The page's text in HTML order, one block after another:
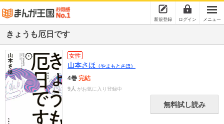
新規登録 ログイン メニュー
きょうも厄日です
女性
山本さほ （やまもとさほ）
4巻 完結
9人 がお気に入り登録中
無料試し読み